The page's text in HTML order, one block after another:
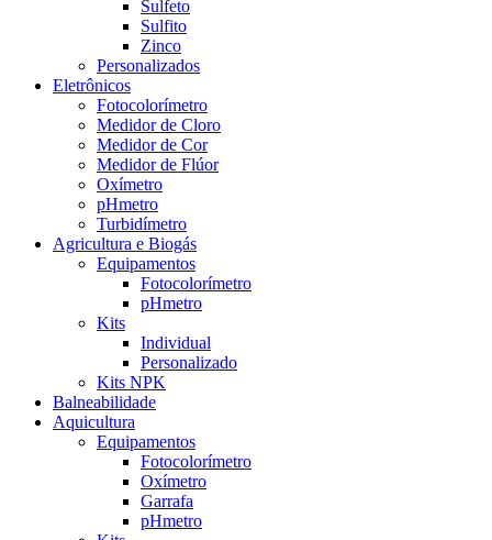
Sulfeto
Sulfito
Zinco
Personalizados
Eletrônicos
Fotocolorímetro
Medidor de Cloro
Medidor de Cor
Medidor de Flúor
Oxímetro
pHmetro
Turbidímetro
Agricultura e Biogás
Equipamentos
Fotocolorímetro
pHmetro
Kits
Individual
Personalizado
Kits NPK
Balneabilidade
Aquicultura
Equipamentos
Fotocolorímetro
Oxímetro
Garrafa
pHmetro